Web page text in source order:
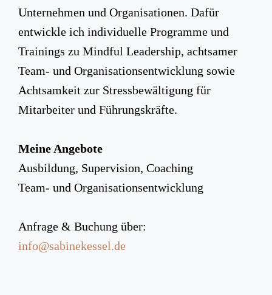
Unternehmen und Organisationen. Dafür
entwickle ich individuelle Programme und
Trainings zu Mindful Leadership, achtsamer
Team- und Organisationsentwicklung sowie
Achtsamkeit zur Stressbewältigung für
Mitarbeiter und Führungskräfte.
Meine Angebote
Ausbildung, Supervision, Coaching
Team- und Organisationsentwicklung
Anfrage & Buchung über:
info@sabinekessel.de